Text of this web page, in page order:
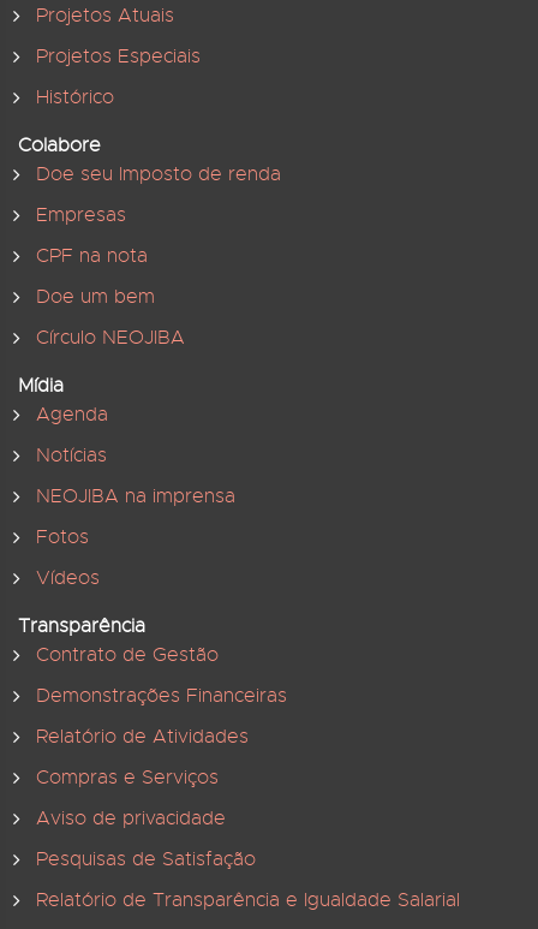
Projetos Atuais
Projetos Especiais
Histórico
Colabore
Doe seu Imposto de renda
Empresas
CPF na nota
Doe um bem
Círculo NEOJIBA
Mídia
Agenda
Notícias
NEOJIBA na imprensa
Fotos
Vídeos
Transparência
Contrato de Gestão
Demonstrações Financeiras
Relatório de Atividades
Compras e Serviços
Aviso de privacidade
Pesquisas de Satisfação
Relatório de Transparência e Igualdade Salarial